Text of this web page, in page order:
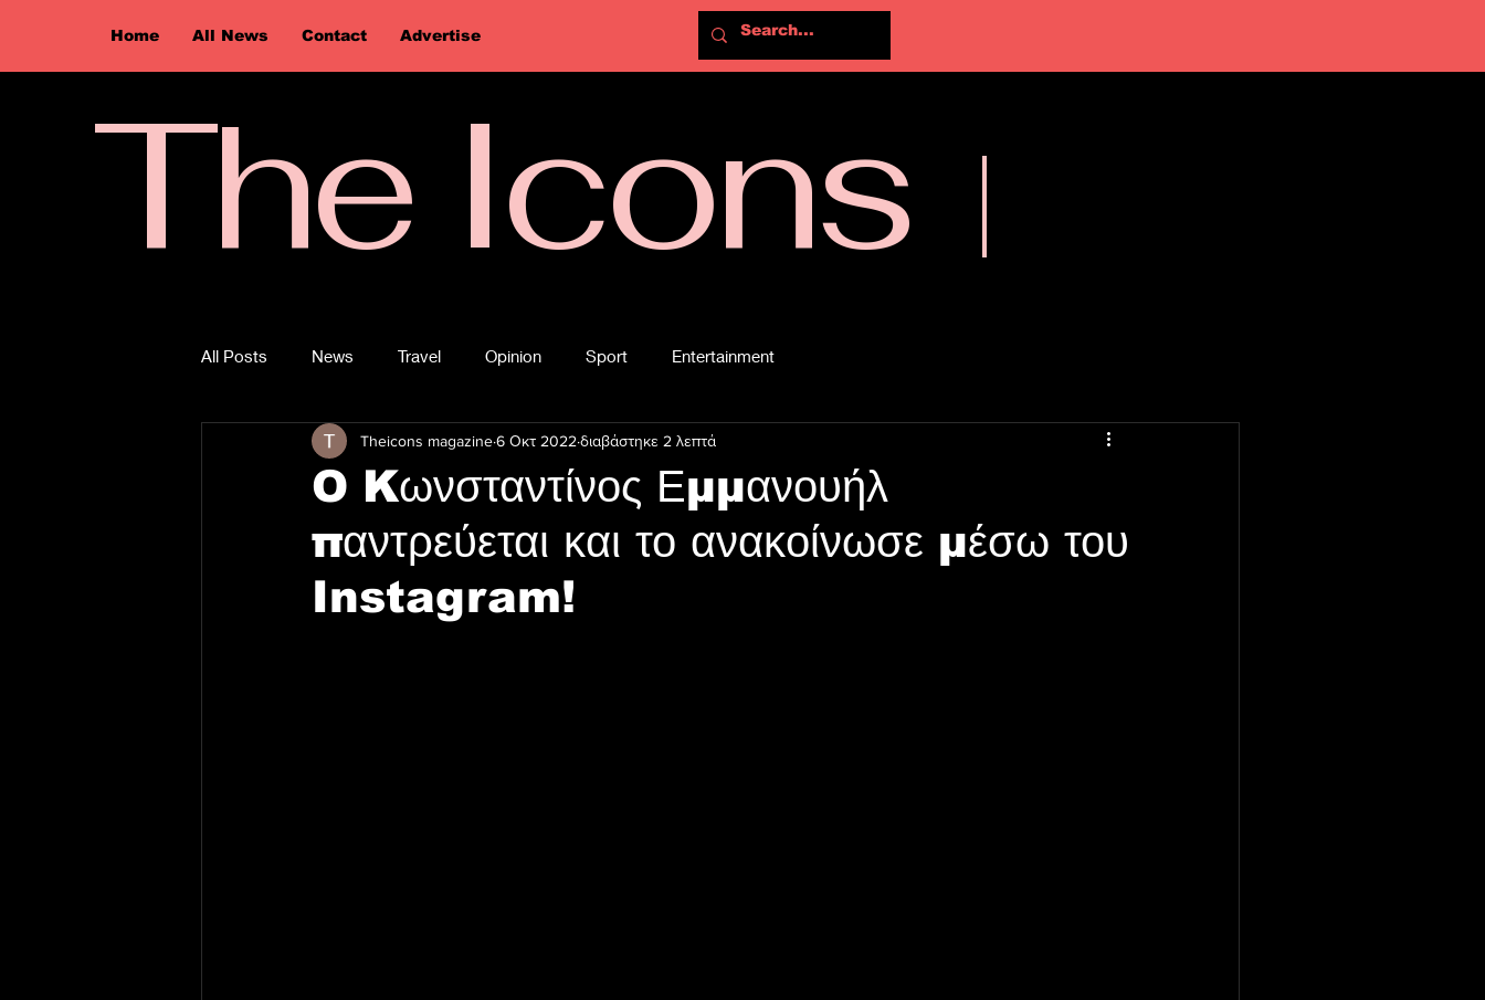
Home All News Contact Advertise
The Icons
All Posts News Travel Opinion Sport Entertainment
O Kωνσταντίνος Εμμανουήλ
παντρεύεται και το ανακοίνωσε μέσω του
Instagram!
Theicons magazine6 Οκτ 2022 διαβάστηκε 2 λεπτά